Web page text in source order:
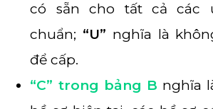
có sẵn cho tất cả các
chuẩn; “U” nghĩa là
để cấp.
“C” trong bảng B nghĩa